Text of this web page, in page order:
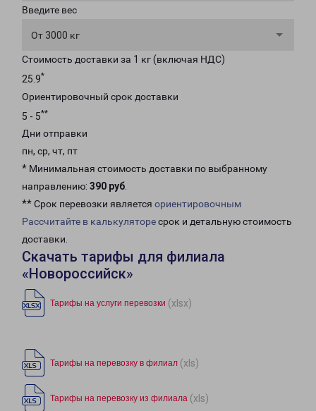
Введите вес
От 3000 кг
Стоимость доставки за 1 кг (включая НДС)
25.9*
Ориентировочный срок доставки
5 - 5**
Дни отправки
пн, ср, чт, пт
* Минимальная стоимость доставки по выбранному
направлению: 390 руб.
** Срок перевозки является ориентировочным
Рассчитайте в калькуляторесрок и детальную стоимость
доставки.
Скачать тарифы для филиала
«Новороссийск»
Тарифы на услуги перевозки (xlsx)
Тарифы на перевозку в филиал (xls)
Тарифы на перевозку из филиала (xls)